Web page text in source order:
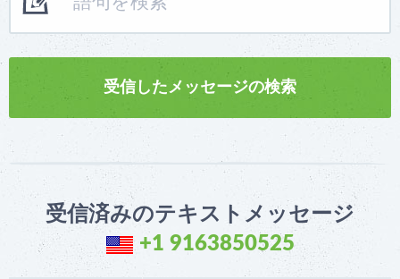
受信済みのテキストメッセージ
+1 9163850525